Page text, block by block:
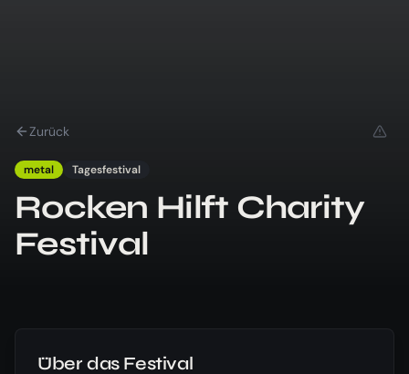
Zurück
metal Tagesfestival
Rocken Hilft Charity
Festival
Über das Festival